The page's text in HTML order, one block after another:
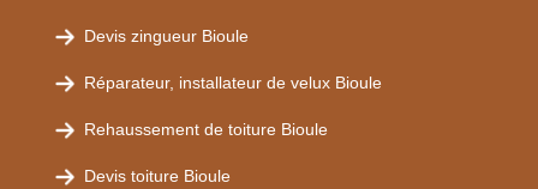
Devis zingueur Bioule
Réparateur, installateur de velux Bioule
Rehaussement de toiture Bioule
Devis toiture Bioule